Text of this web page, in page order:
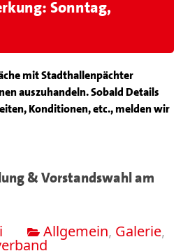
Sonntag,
mit Stadthallenpächter
auszuhandeln. Sobald Details
Konditionen, etc., melden wir
& Vorstandswahl am
Allgemein, Galerie,